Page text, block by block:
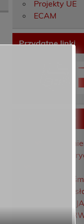
Projekty UE
ECAM
Przydatne linki
Dolnośląską
zawodowy w
2026/2027